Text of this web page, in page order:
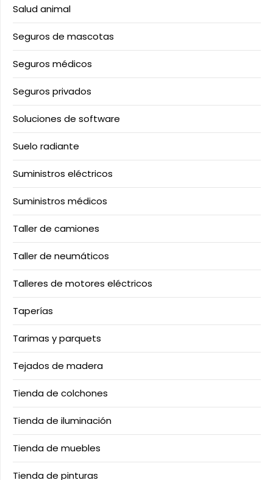
Salud animal
Seguros de mascotas
Seguros médicos
Seguros privados
Soluciones de software
Suelo radiante
Suministros eléctricos
Suministros médicos
Taller de camiones
Taller de neumáticos
Talleres de motores eléctricos
Taperías
Tarimas y parquets
Tejados de madera
Tienda de colchones
Tienda de iluminación
Tienda de muebles
Tienda de pinturas